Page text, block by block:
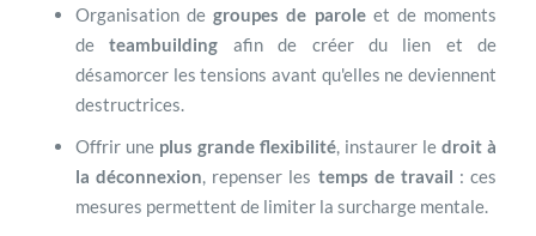
Organisation degroupes de paroleet de moments
deteambuilding afin de créer du lien et de
désamorcer les tensions avant qu'elles ne deviennent
destructrices.
Offrir une plus grande flexibilité, instaurer le droit à
la déconnexion, repenser les temps de travail : ces
mesures permettent de limiter la surcharge mentale.